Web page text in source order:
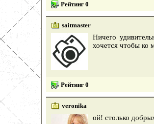
Рейтинг 0
saitmaster
Ничего
хочется чтобы ко
Рейтинг 0
veronika
ой! столько